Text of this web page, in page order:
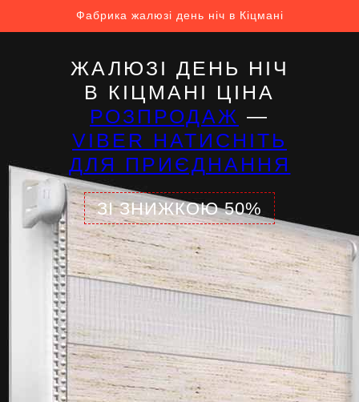
Фабрика жалюзі день ніч в Кіцмані
ЖАЛЮЗІ ДЕНЬ НІЧ
В КІЦМАНІ ЦІНА
РОЗПРОДАЖ —
VIBER НАТИСНІТЬ
ДЛЯ ПРИЄДНАННЯ
ЗІ ЗНИЖКОЮ 50%